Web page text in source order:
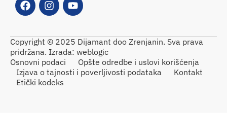
Copyright © 2025 Dijamant doo Zrenjanin. Sva prava
pridržana. Izrada: weblogic
Osnovni podaci
Opšte odredbe i uslovi korišćenja
Izjava o tajnosti i poverljivosti podataka
Kontakt
Etički kodeks